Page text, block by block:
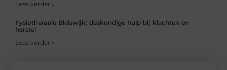
Lees verder »
Fysiotherapie Bleiswijk: deskundige hulp bij klachten en
herstel
Lees verder »